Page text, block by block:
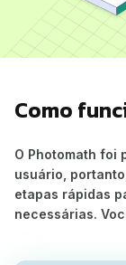
Como
O Photomath foi
usuário,
etapas rápidas
necessárias.